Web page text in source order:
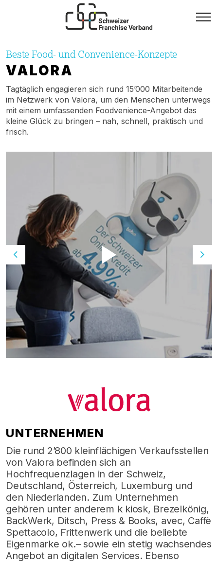
Beste Food- und Convenience-Konzepte
VALORA
Tagtäglich engagieren sich rund 15’000 Mitarbeitende
im Netzwerk von Valora, um den Menschen unterwegs
mit einem umfassenden Foodvenience-Angebot das
kleine Glück zu bringen – nah, schnell, praktisch und
frisch.
Previous
UNTERNEHMEN
Die rund 2’800 kleinflächigen Verkaufsstellen
von Valora befinden sich an
Hochfrequenzlagen in der Schweiz,
Deutschland, Österreich, Luxemburg und
den Niederlanden. Zum Unternehmen
gehören unter anderem k kiosk, Brezelkönig,
BackWerk, Ditsch, Press & Books, avec, Caffè
Spettacolo, Frittenwerk und die beliebte
Eigenmarke ok.– sowie ein stetig wachsendes
Angebot an digitalen Services. Ebenso